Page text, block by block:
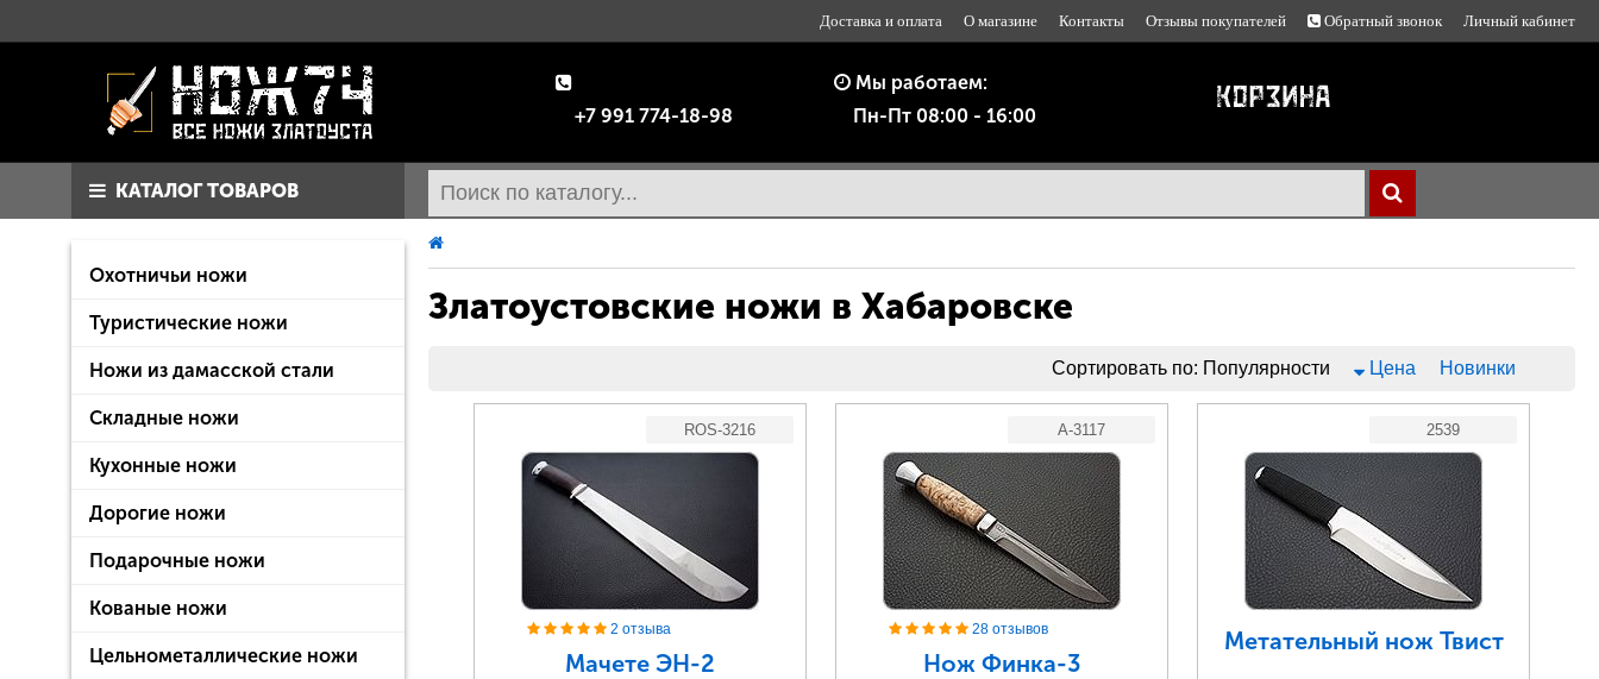
Доставка и оплата О магазине Контакты Отзывы покупателей Обратный звонок Личный кабинет
+7 991 774-18-98
Мы работаем:
Пн-Пт 08:00 - 16:00
КАТАЛОГ ТОВАРОВ
Охотничьи ножи
Туристические ножи
Ножи из дамасской стали
Складные ножи
Кухонные ножи
Дорогие ножи
Подарочные ножи
Кованые ножи
Цельнометаллические ножи
Златоустовские ножи в Хабаровске
Сортировать по: Популярности Цена Новинки
ROS-3216
2 отзыва
Мачете ЭН-2
A-3117
28 отзывов
Нож Финка-3
2539
Метательный нож Твист